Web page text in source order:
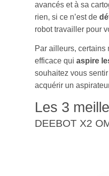
avancés et à sa
rien, si ce n’est de
robot travailler pour
Par ailleurs, certains
efficace qui aspire
souhaitez vous
acquérir un
Les 3
DEEBOT X2